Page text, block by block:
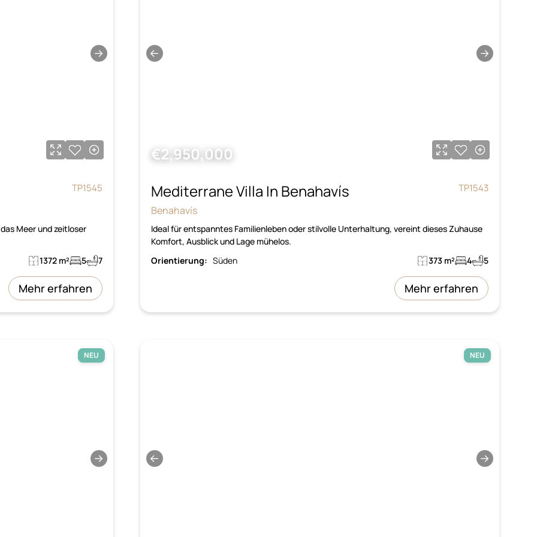
→
TP1545
Meer und zeitloser
1372 m² 5 7
Mehr erfahren
← →
€2,950,000
Mediterrane Villa In Benahavís
TP1543
Benahavís
Ideal für entspanntes Familienleben oder stilvolle Unterhaltung, vereint dieses Zuhause
Komfort, Ausblick und Lage mühelos.
Orientierung: Süden 373 m² 4 5
Mehr erfahren
→
NEU
← →
NEU